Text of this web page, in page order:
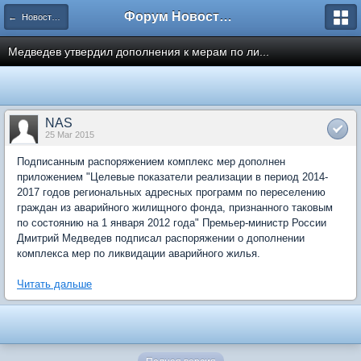
← Новости рынка недвижимости Форум Новостройки
Медведев утвердил дополнения к мерам по ли...
NAS
25 Mar 2015
Подписанным распоряжением комплекс мер дополнен
приложением "Целевые показатели реализации в период 2014-
2017 годов региональных адресных программ по переселению
граждан из аварийного жилищного фонда, признанного таковым
по состоянию на 1 января 2012 года" Премьер-министр России
Дмитрий Медведев подписал распоряжении о дополнении
комплекса мер по ликвидации аварийного жилья.
Читать дальше